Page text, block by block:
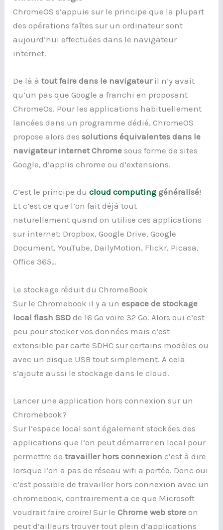
ChromeOS s’appuie sur le principe que la plupart
des opérations faîtes sur un ordinateur sont
aujourd’hui effectuées dans le navigateur
internet.
De là àtout faire dans le navigateuril n’y avait
qu’un pas que Google a franchi en proposant
ChromeOs. Pour les applications habituellement
lancées dans un programme dédié, ChromeOS
propose alors dessolutions équivalentes dans le
navigateur internet Chrome sous forme de sites
Google, d’applis chrome ou d’extensions.
C’est le principe ducloud computing généralisé!
Et c’est ce que l’on fait déjà tout
naturellement quand on utilise ces applications
sur internet: Dropbox, Google Drive, Google
Document, YouTube, DailyMotion, Flickr, Picasa,
Office 365…
Le stockage réduit du ChromeBook
Sur le Chromebook il y a unespace de stockage
local flash SSD de 16 Go voire 32 Go. Alors oui c’est
peu pour stocker vos données mais c’est
extensible par carte SDHC sur certains modèles ou
avec un disque USB tout simplement. A cela
s’ajoute aussi le stockage dans le cloud.
Lancer une application hors connexion sur un
Chromebook?
Sur l’espace local sont également stockées des
applications que l’on peut démarrer en local pour
permettre detravailler hors connexion c’est à dire
lorsque l’on a pas de réseau wifi a portée. Donc oui
c’est possible de travailler hors connexion avec un
chromebook, contrairement a ce que Microsoft
voudrait faire croire! Sur leChrome web store on
peut d’ailleurs trouver tout plein d’applications